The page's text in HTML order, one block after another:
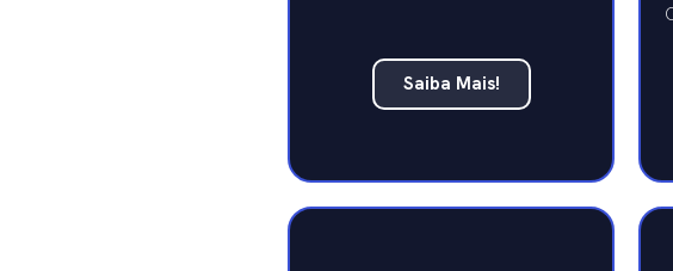
Saiba Mais!